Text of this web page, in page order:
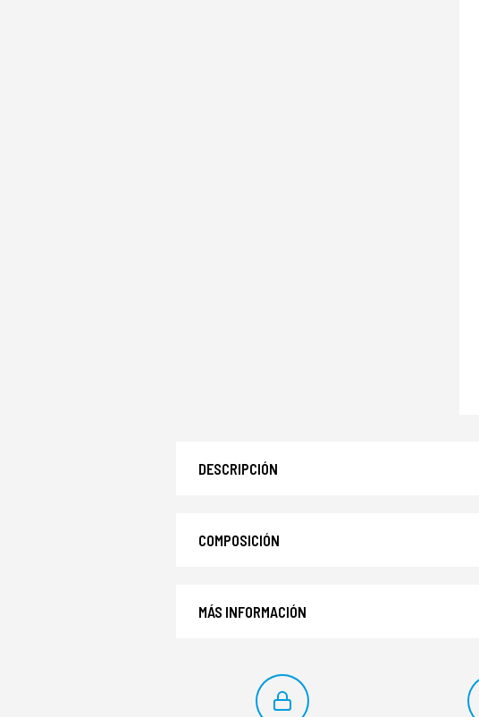
DESCRIPCIÓN
COMPOSICIÓN
MÁS INFORMACIÓN